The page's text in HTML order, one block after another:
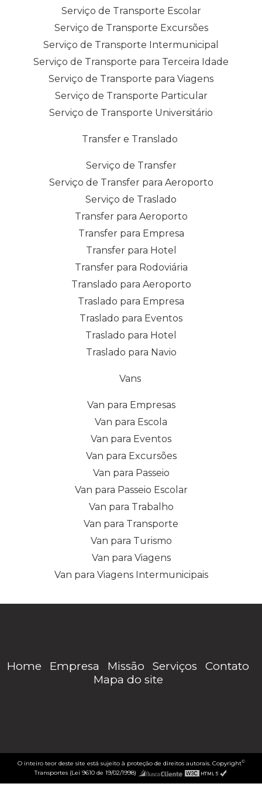
Serviço de Transporte Escolar
Serviço de Transporte Excursões
Serviço de Transporte Intermunicipal
Serviço de Transporte para Terceira Idade
Serviço de Transporte para Viagens
Serviço de Transporte Particular
Serviço de Transporte Universitário
Transfer e Translado
Serviço de Transfer
Serviço de Transfer para Aeroporto
Serviço de Traslado
Transfer para Aeroporto
Transfer para Empresa
Transfer para Hotel
Transfer para Rodoviária
Translado para Aeroporto
Traslado para Empresa
Traslado para Eventos
Traslado para Hotel
Traslado para Navio
Vans
Van para Empresas
Van para Escola
Van para Eventos
Van para Excursões
Van para Passeio
Van para Passeio Escolar
Van para Trabalho
Van para Transporte
Van para Turismo
Van para Viagens
Van para Viagens Intermunicipais
Home Empresa Missão Serviços
Contato
Mapa do site
O inteiro teor deste site está sujeito à proteção de direitos autorais. Copyright©
Transportes (Lei 9610 de 19/02/1998)